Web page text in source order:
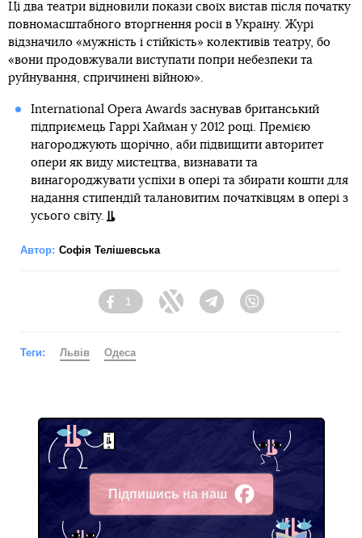
Ці два театри відновили покази своїх вистав після початку
повномасштабного вторгнення росії в Україну. Журі
відзначило «мужність і стійкість» колективів театру, бо
«вони продовжували виступати попри небезпеки та
руйнування, спричинені війною».
International Opera Awards заснував британський
підприємець Гаррі Хайман у 2012 році. Премією
нагороджують щорічно, аби підвищити авторитет
опери як виду мистецтва, визнавати та
винагороджувати успіхи в опері та збирати кошти для
надання стипендій талановитим початківцям в опері з
усього світу.
Автор: Софія Телішевська
Facebook
1
Twitter TelegramViber
Теги: Львів Одеса
Підпишись на наш
Facebook